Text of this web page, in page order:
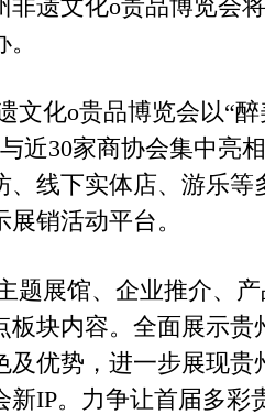
非遗文化o贵品博览会
文化o贵品博览会以“
近30家商协会集中亮
、线下实体店、游乐等
销活动平台。
题展馆、企业推介、
板块内容。全面展示贵
及优势，进一步展现贵
新IP。力争让首届多彩